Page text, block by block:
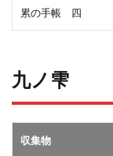
累の手帳 四
九ノ雫
収集物